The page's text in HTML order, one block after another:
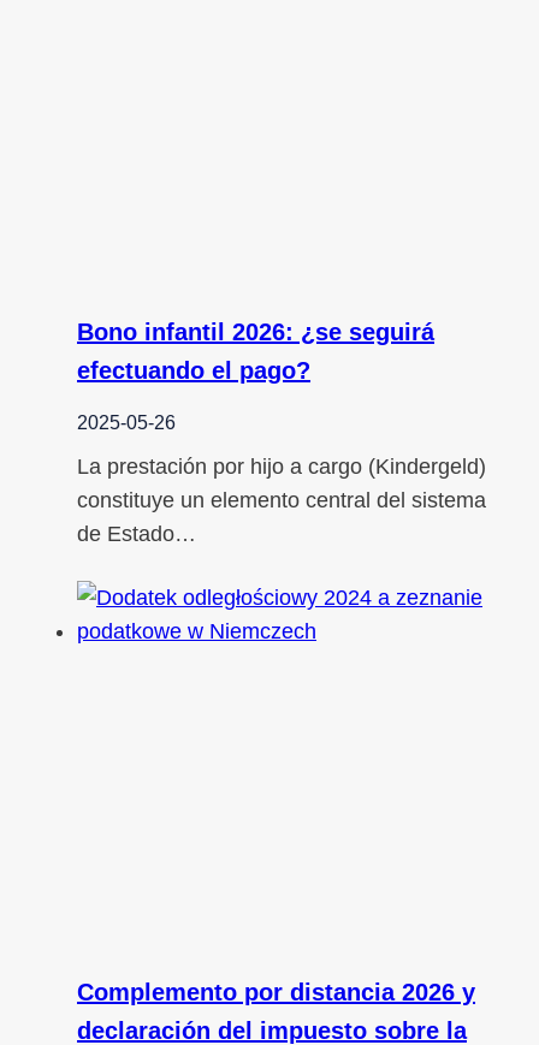
Bono infantil 2026: ¿se seguirá
efectuando el pago?
2025-05-26
La prestación por hijo a cargo (Kindergeld)
constituye un elemento central del sistema
de Estado…
Complemento por distancia 2026 y
declaración del impuesto sobre la